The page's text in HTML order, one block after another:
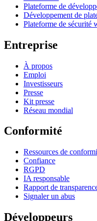
Plateforme de
Développement de
Plateforme de sécurité
Entreprise
À propos
Emploi
Investisseurs
Presse
Kit presse
Réseau mondial
Conformité
Ressources de
Confiance
RGPD
IA responsable
Rapport de
Signaler un abus
Développeurs